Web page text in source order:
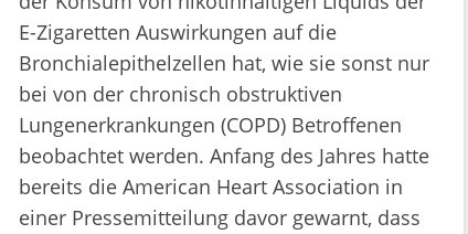
E-Zigaretten Auswirkungen auf die
Bronchialepithelzellen hat, wie sie sonst nur
bei von der chronisch obstruktiven
Lungenerkrankungen (COPD) Betroffenen
beobachtet werden. Anfang des Jahres hatte
bereits die American Heart Association in
einer Pressemitteilung davor gewarnt, dass